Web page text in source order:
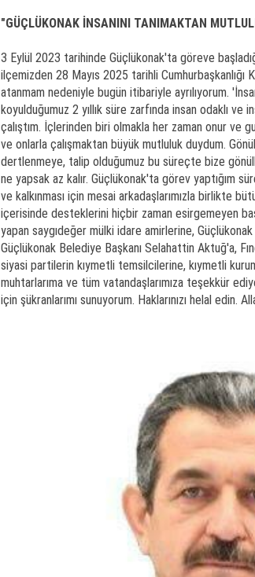
"GÜÇLÜKONAK İNSANINI TANIMAKTAN
3 Eylül 2023 tarihinde Güçlükonak'ta göreve
ilçemizden 28 Mayıs 2025 tarihli Cumhurbaşkanlığı
atanmam nedeniyle bugün itibariyle ayrılıyorum.
koyulduğumuz 2 yıllık süre zarfında insan odaklı
çalıştım. İçlerinden biri olmakla her zaman onur ve
ve onlarla çalışmaktan büyük mutluluk duydum.
dertlenmeye, talip olduğumuz bu süreçte bize
ne yapsak az kalır. Güçlükonak'ta görev yaptığım
ve kalkınması için mesai arkadaşlarımızla birlikte
içerisinde desteklerini hiçbir zaman esirgemeyen
yapan saygıdeğer mülki idare amirlerine,
Güçlükonak Belediye Başkanı Selahattin Aktuğ'a,
siyasi partilerin kıymetli temsilcilerine, kıymetli
muhtarlarıma ve tüm vatandaşlarımıza teşekkür
için şükranlarımı sunuyorum. Haklarınızı helal edin.